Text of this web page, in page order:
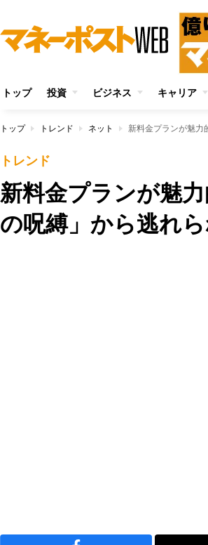
トップ 投資 ビジネス キャリア
トップ トレンド ネット 新料金プランが魅力
トレンド
新料金プランが魅
の呪縛」から逃れ